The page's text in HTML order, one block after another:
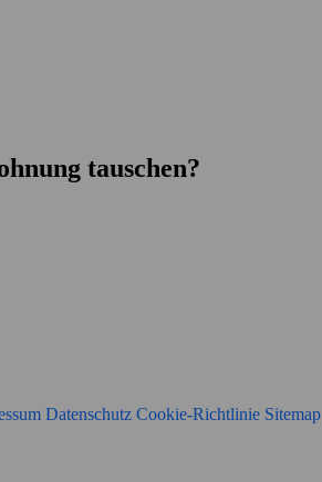
tauschen?
Datenschutz Cookie-Richtlinie Sitemap